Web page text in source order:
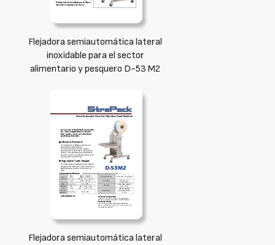
Flejadora semiautomática lateral
inoxidable para el sector
alimentario y pesquero D-53 M2
Flejadora semiautomática lateral